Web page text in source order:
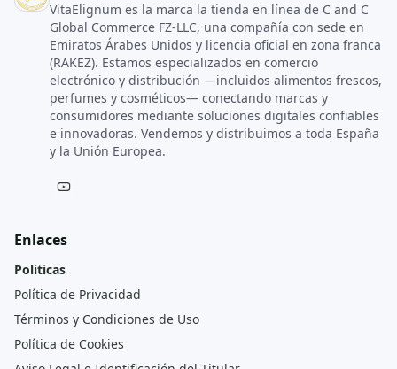
VitaElignum es la marca la tienda en línea de C and C
Global Commerce FZ‑LLC, una compañía con sede en
Emiratos Árabes Unidos y licencia oficial en zona franca
(RAKEZ). Estamos especializados en comercio
electrónico y distribución —incluidos alimentos frescos,
perfumes y cosméticos— conectando marcas y
consumidores mediante soluciones digitales confiables
e innovadoras. Vendemos y distribuimos a toda España
y la Unión Europea.
Enlaces
Politicas
Política de Privacidad
Términos y Condiciones de Uso
Política de Cookies